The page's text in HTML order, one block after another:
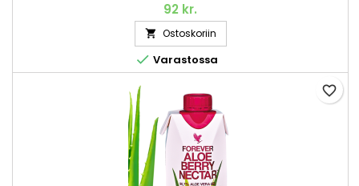
92 kr.
 Ostoskoriin
 Varastossa
favorite_border